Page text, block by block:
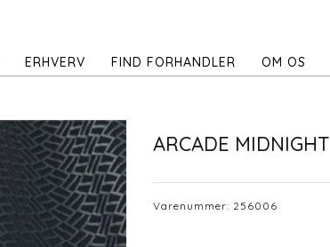
ERHVERV FIND FORHANDLER OM OS
ARCADE MIDNIGHT
Varenummer: 256006